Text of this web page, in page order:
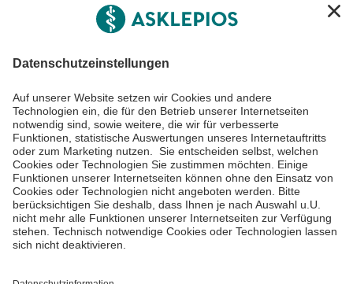
Informiert bleiben
Impressum
Datenschutzinformationen
Barrierefreiheit